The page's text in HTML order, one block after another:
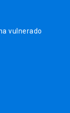
vulnerado